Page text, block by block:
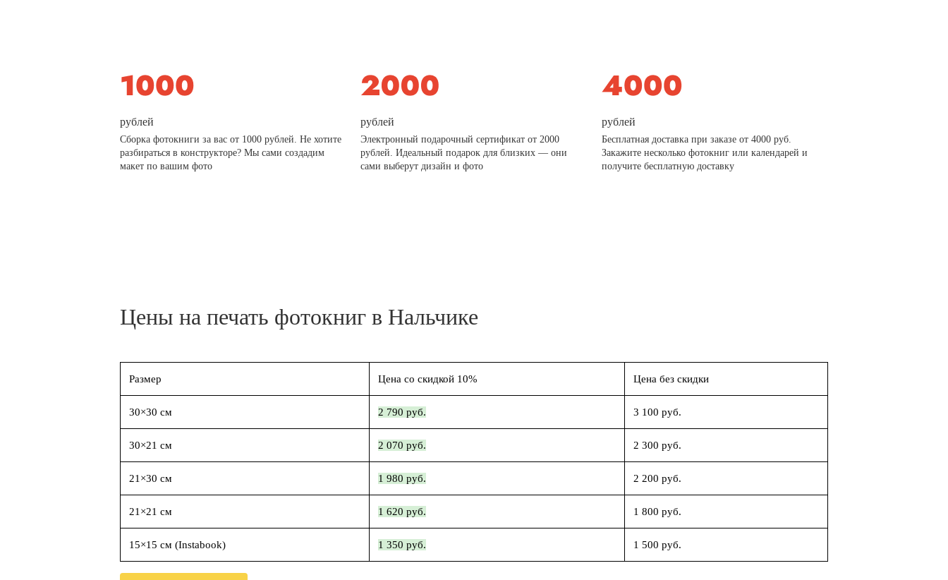
рублей
Сборка фотокниги за вас от 1000 рублей. Не хотите
разбираться в конструкторе? Мы сами создадим
макет по вашим фото
рублей
Электронный подарочный сертификат от 2000
рублей. Идеальный подарок для близких — они
сами выберут дизайн и фото
рублей
Бесплатная доставка при заказе от 4000 руб.
Закажите несколько фотокниг или календарей и
получите бесплатную доставку
Цены на печать фотокниг в Нальчике
Размер Цена со скидкой 10% Цена без скидки
30×30 см 2 790 руб. 3 100 руб.
30×21 см 2 070 руб. 2 300 руб.
21×30 см 1 980 руб. 2 200 руб.
21×21 см 1 620 руб. 1 800 руб.
15×15 см (Instabook) 1 350 руб. 1 500 руб.